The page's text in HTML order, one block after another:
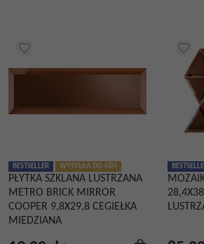
BESTSELLER WYSYŁKA DO 48H
PŁYTKA SZKLANA LUSTRZANA
METRO BRICK MIRROR
COOPER 9,8X29,8 CEGIEŁKA
MIEDZIANA